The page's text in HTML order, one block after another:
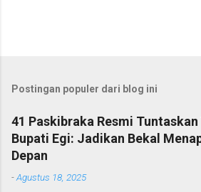
Postingan populer dari blog ini
41 Paskibraka Resmi Tuntaskan
Bupati Egi: Jadikan Bekal
Depan
-Agustus 18, 2025